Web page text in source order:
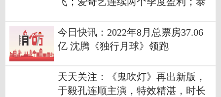
今日快讯：2022年8月总票房37.06
亿 沈腾《独行月球》领跑
天天关注：《鬼吹灯》再出新版，
于毅孔连顺主演，特效精湛，时长